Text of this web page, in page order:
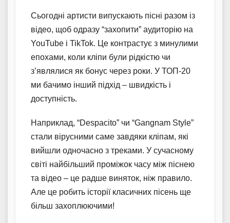
Сьогодні артисти випускають пісні разом із
відео, щоб одразу “захопити” аудиторію на
YouTube і TikTok. Це контрастує з минулими
епохами, коли кліпи були рідкістю чи
з’являлися як бонус через роки. У ТОП-20
ми бачимо інший підхід – швидкість і
доступність.
Наприклад, “Despacito” чи “Gangnam Style”
стали вірусними саме завдяки кліпам, які
вийшли одночасно з треками. У сучасному
світі найбільший проміжок часу між піснею
та відео – це радше виняток, ніж правило.
Але це робить історії класичних пісень ще
більш захоплюючими!